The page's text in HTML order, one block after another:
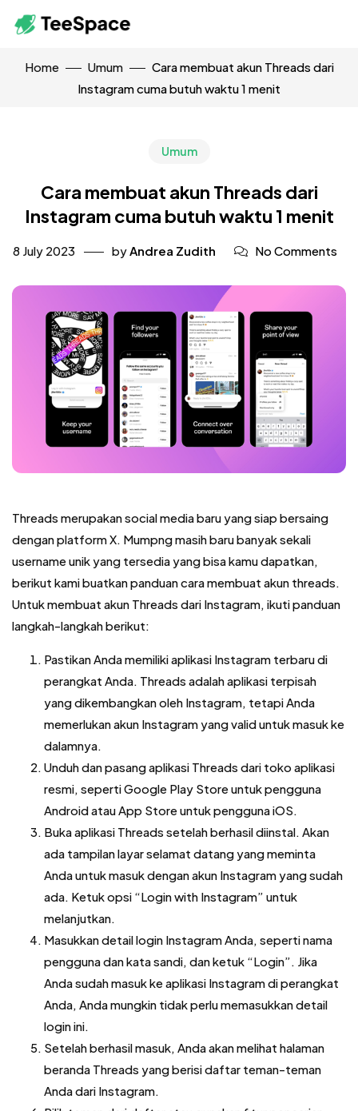
Home Umum
Cara membuat akun Threads dari
Instagram cuma butuh waktu 1 menit
Umum
Cara membuat akun Threads dari
Instagram cuma butuh waktu 1 menit
8 July 2023 byAndrea Zudith No Comments
Threads merupakan social media baru yang siap bersaing
dengan platform X. Mumpng masih baru banyak sekali
username unik yang tersedia yang bisa kamu dapatkan,
berikut kami buatkan panduan cara membuat akun threads.
Untuk membuat akun Threads dari Instagram, ikuti panduan
langkah-langkah berikut:
Pastikan Anda memiliki aplikasi Instagram terbaru di
perangkat Anda. Threads adalah aplikasi terpisah
yang dikembangkan oleh Instagram, tetapi Anda
memerlukan akun Instagram yang valid untuk masuk ke
dalamnya.
Unduh dan pasang aplikasi Threads dari toko aplikasi
resmi, seperti Google Play Store untuk pengguna
Android atau App Store untuk pengguna iOS.
Buka aplikasi Threads setelah berhasil diinstal. Akan
ada tampilan layar selamat datang yang meminta
Anda untuk masuk dengan akun Instagram yang sudah
ada. Ketuk opsi “Login with Instagram” untuk
melanjutkan.
Masukkan detail login Instagram Anda, seperti nama
pengguna dan kata sandi, dan ketuk “Login”. Jika
Anda sudah masuk ke aplikasi Instagram di perangkat
Anda, Anda mungkin tidak perlu memasukkan detail
login ini.
Setelah berhasil masuk, Anda akan melihat halaman
beranda Threads yang berisi daftar teman-teman
Anda dari Instagram.